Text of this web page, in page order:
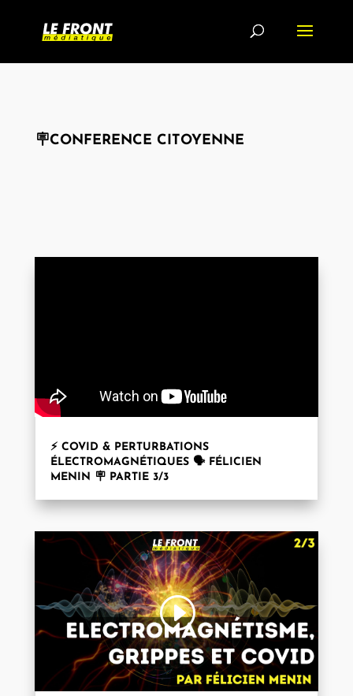
🪧CONFERENCE CITOYENNE
⚡ COVID & PERTURBATIONS
ÉLECTROMAGNÉTIQUES 🗣️ FÉLICIEN
MENIN 🪧 PARTIE 3/3